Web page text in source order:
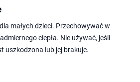
małych dzieci. Przechowywać w
ciepła. Nie używać, jeśli
uszkodzona lub jej brakuje.